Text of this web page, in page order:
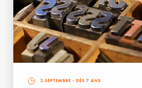
2 SEPTEMBRE - DÈS 7 ANS